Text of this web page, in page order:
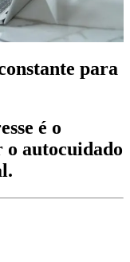
para
é o
autocuidado